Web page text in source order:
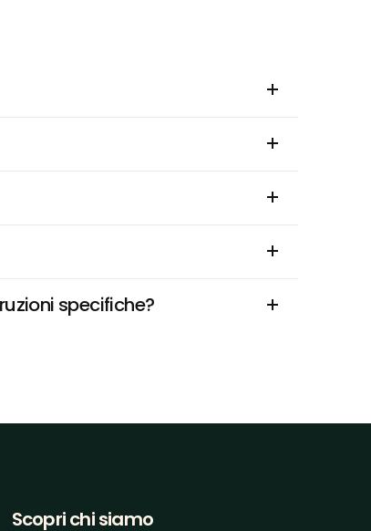
specifiche?
Scopri chi siamo